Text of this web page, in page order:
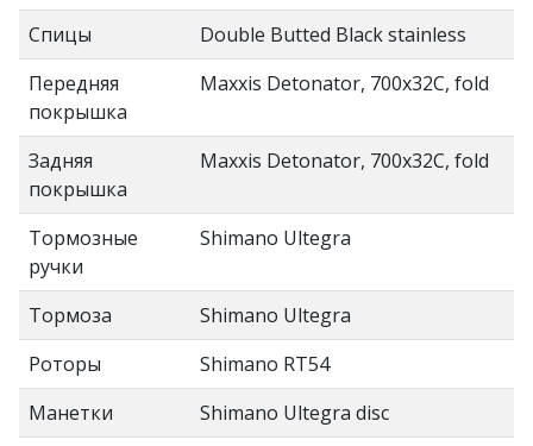
Спицы
Double Butted Black stainless
Передняя
покрышка
Maxxis Detonator, 700x32C, fold
Задняя
покрышка
Maxxis Detonator, 700x32C, fold
Тормозные
ручки
Shimano Ultegra
Тормоза
Shimano Ultegra
Роторы
Shimano RT54
Манетки
Shimano Ultegra disc